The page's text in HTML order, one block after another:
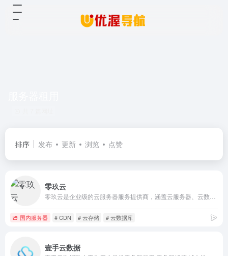
排序 发布 更新 浏览 点赞
零玖云
国内服务器 # CDN # 云存储 # 云数据库
壹手云数据